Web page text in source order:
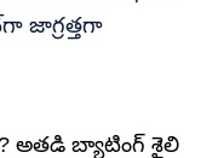
జాగ్రత్తగా
అతడి బ్యాటింగ్ శైలి